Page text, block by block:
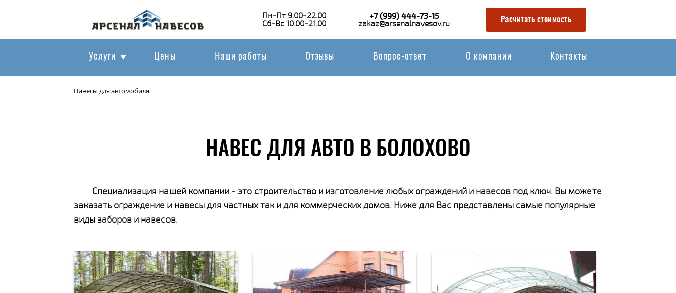
Пн-Пт 9.00-22.00
Сб-Вс 10.00-21.00
+7 (999) 444-73-15
zakaz@arsenalnavesov.ru Расчитать стоимость
Услуги Цены Наши работы Отзывы Вопрос-ответ О компании Контакты
Навесы для автомобиля
НАВЕС ДЛЯ АВТО В БОЛОХОВО
Специализация нашей компании - это строительство и изготовление любых ограждений и навесов под ключ. Вы можете
заказать ограждение и навесы для частных так и для коммерческих домов. Ниже для Вас представлены самые популярные
виды заборов и навесов.